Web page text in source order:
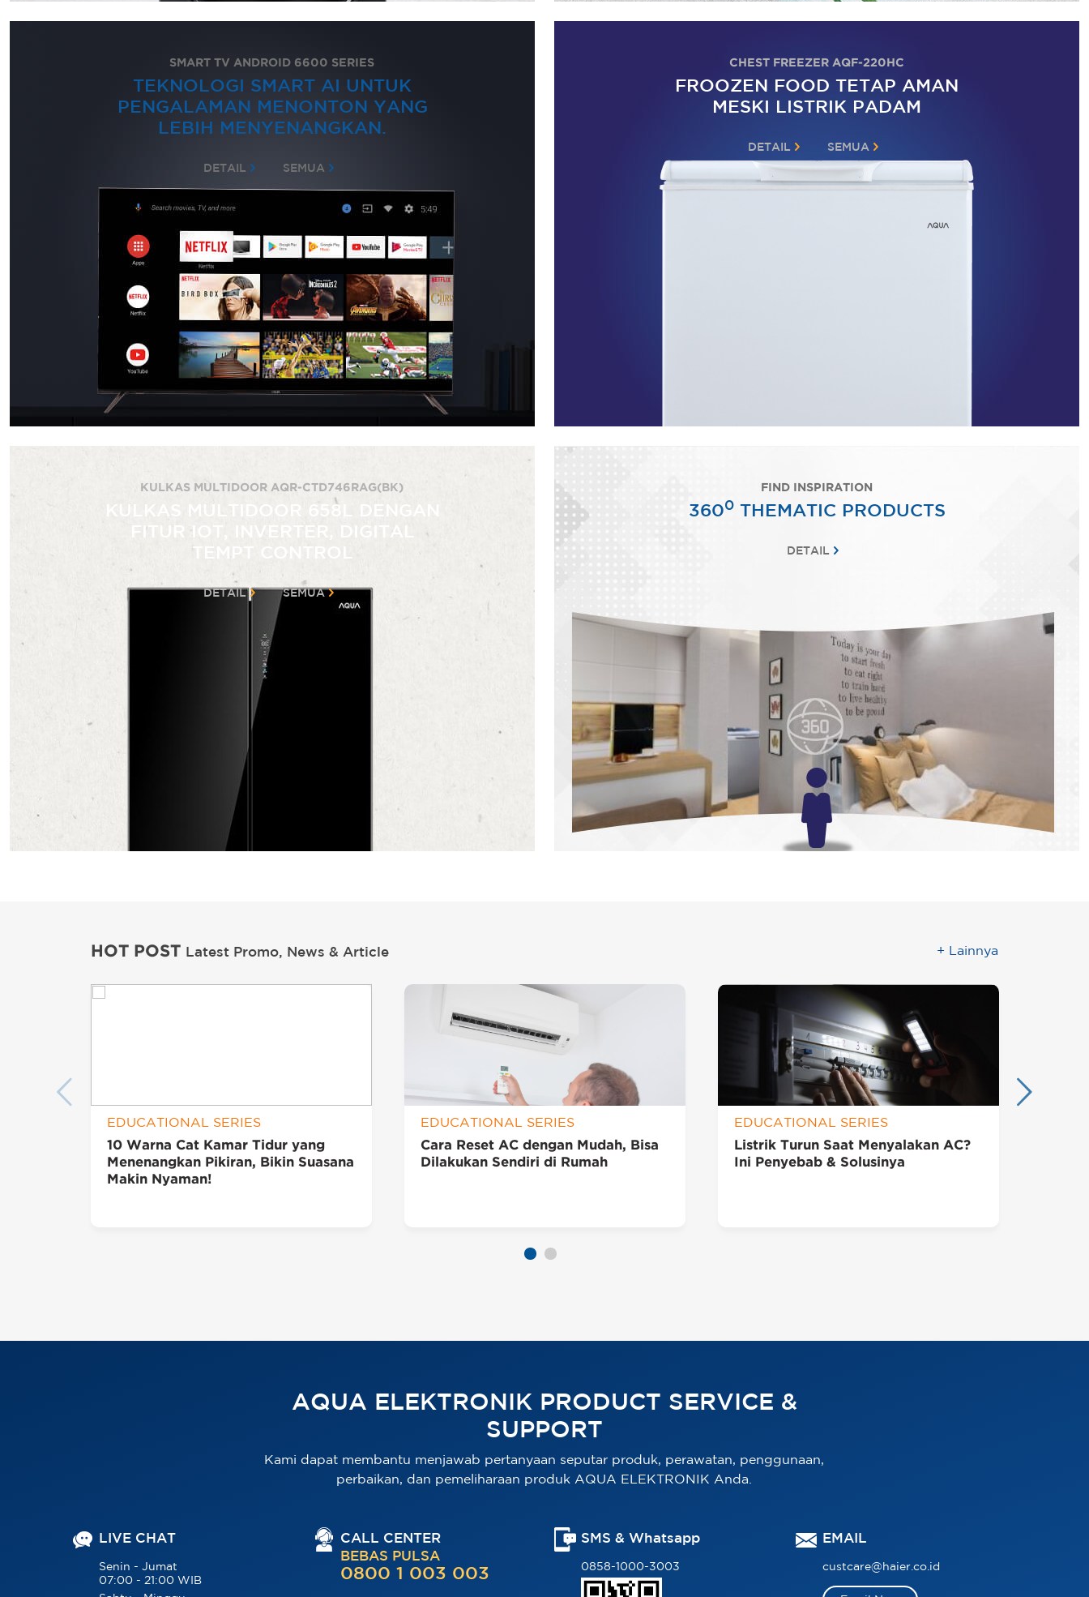
SMART TV ANDROID 6600 SERIES
TEKNOLOGI SMART AI UNTUK
PENGALAMAN MENONTON YANG
LEBIH MENYENANGKAN.
DETAIL SEMUA
CHEST FREEZER AQF-220HC
FROOZEN FOOD TETAP AMAN
MESKI LISTRIK PADAM
DETAIL SEMUA
KULKAS MULTIDOOR AQR-CTD746RAG(BK)
KULKAS MULTIDOOR 658L DENGAN
FITUR IOT, INVERTER, DIGITAL
TEMPT CONTROL
DETAIL SEMUA
FIND INSPIRATION
3600THEMATIC PRODUCTS
DETAIL
HOT POST Latest Promo, News & Article + Lainnya
EDUCATIONAL SERIES
10 Warna Cat Kamar Tidur yang
Menenangkan Pikiran, Bikin Suasana
Makin Nyaman!
EDUCATIONAL SERIES
Cara Reset AC dengan Mudah, Bisa
Dilakukan Sendiri di Rumah
EDUCATIONAL SERIES
Listrik Turun Saat Menyalakan AC?
Ini Penyebab & Solusinya
AQUA ELEKTRONIK PRODUCT SERVICE &
SUPPORT
Kami dapat membantu menjawab pertanyaan seputar produk, perawatan, penggunaan,
perbaikan, dan pemeliharaan produk AQUA ELEKTRONIK Anda.
LIVE CHAT
Senin - Jumat
07:00 - 21:00 WIB
CALL CENTER
BEBAS PULSA
0800 1 003 003
SMS & Whatsapp
0858-1000-3003
EMAIL
custcare@haier.co.id